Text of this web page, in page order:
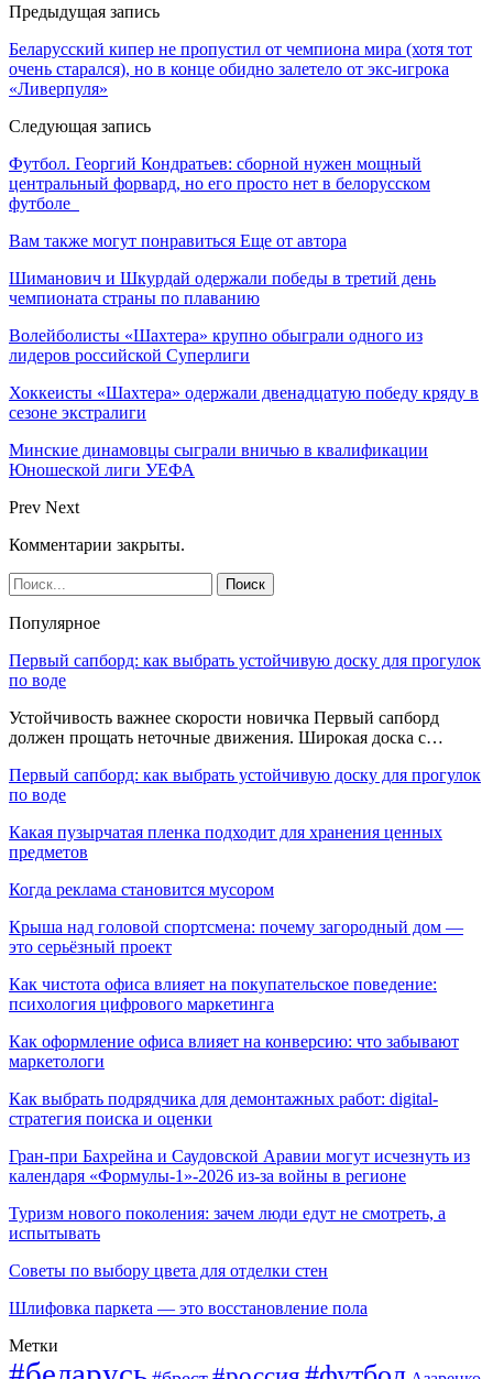
Предыдущая запись
Беларусский кипер не пропустил от чемпиона мира (хотя тот
очень старался), но в конце обидно залетело от экс-игрока
«Ливерпуля»
Следующая запись
Футбол. Георгий Кондратьев: сборной нужен мощный
центральный форвард, но его просто нет в белорусском
футболе
Вам также могут понравиться Еще от автора
Шиманович и Шкурдай одержали победы в третий день
чемпионата страны по плаванию
Волейболисты «Шахтера» крупно обыграли одного из
лидеров российской Суперлиги
Хоккеисты «Шахтера» одержали двенадцатую победу кряду в
сезоне экстралиги
Минские динамовцы сыграли вничью в квалификации
Юношеской лиги УЕФА
Prev Next
Комментарии закрыты.
Популярное
Первый сапборд: как выбрать устойчивую доску для прогулок
по воде
Устойчивость важнее скорости новичка Первый сапборд
должен прощать неточные движения. Широкая доска с…
Первый сапборд: как выбрать устойчивую доску для прогулок
по воде
Какая пузырчатая пленка подходит для хранения ценных
предметов
Когда реклама становится мусором
Крыша над головой спортсмена: почему загородный дом —
это серьёзный проект
Как чистота офиса влияет на покупательское поведение:
психология цифрового маркетинга
Как оформление офиса влияет на конверсию: что забывают
маркетологи
Как выбрать подрядчика для демонтажных работ: digital-
стратегия поиска и оценки
Гран-при Бахрейна и Саудовской Аравии могут исчезнуть из
календаря «Формулы-1»-2026 из-за войны в регионе
Туризм нового поколения: зачем люди едут не смотреть, а
испытывать
Советы по выбору цвета для отделки стен
Шлифовка паркета — это восстановление пола
Метки